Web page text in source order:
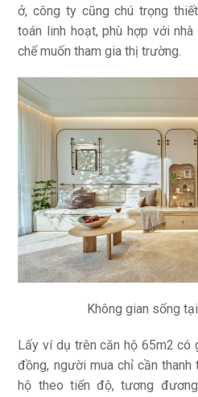
ở, công ty cũng chú trọng
toán linh hoạt, phù hợp với
chế muốn tham gia thị trường.
Không gian sống
Lấy ví dụ trên căn hộ 65m2 có
đồng, người mua chỉ cần
hộ theo tiến độ, tương